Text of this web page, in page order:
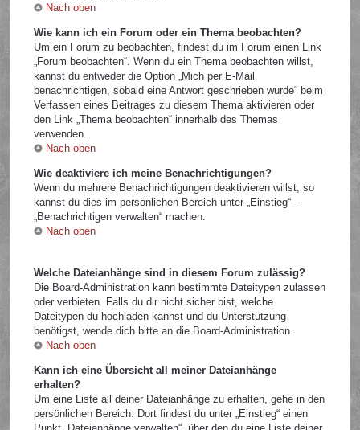
Nach oben
Wie kann ich ein Forum oder ein Thema beobachten?
Um ein Forum zu beobachten, findest du im Forum einen Link
„Forum beobachten“. Wenn du ein Thema beobachten willst,
kannst du entweder die Option „Mich per E-Mail
benachrichtigen, sobald eine Antwort geschrieben wurde“ beim
Verfassen eines Beitrages zu diesem Thema aktivieren oder
den Link „Thema beobachten“ innerhalb des Themas
verwenden.
Nach oben
Wie deaktiviere ich meine Benachrichtigungen?
Wenn du mehrere Benachrichtigungen deaktivieren willst, so
kannst du dies im persönlichen Bereich unter „Einstieg“ –
„Benachrichtigen verwalten“ machen.
Nach oben
Welche Dateianhänge sind in diesem Forum zulässig?
Die Board-Administration kann bestimmte Dateitypen zulassen
oder verbieten. Falls du dir nicht sicher bist, welche
Dateitypen du hochladen kannst und du Unterstützung
benötigst, wende dich bitte an die Board-Administration.
Nach oben
Kann ich eine Übersicht all meiner Dateianhänge
erhalten?
Um eine Liste all deiner Dateianhänge zu erhalten, gehe in den
persönlichen Bereich. Dort findest du unter „Einstieg“ einen